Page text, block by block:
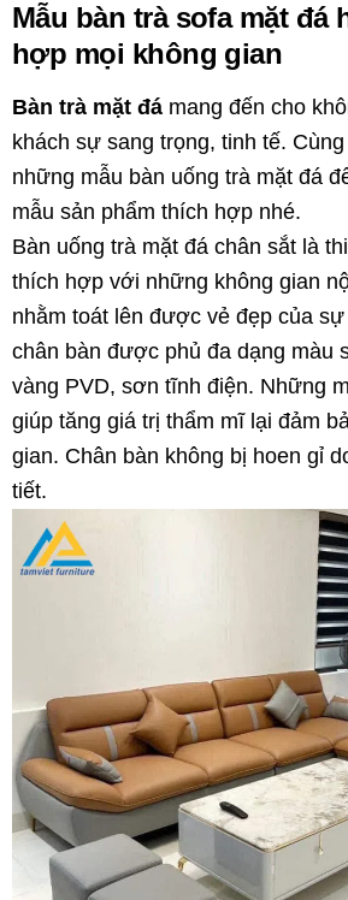
Mẫu bàn trà sofa mặt đá
hợp mọi không gian
Bàn trà mặt đá mang đến cho
khách sự sang trọng, tinh tế.
những mẫu bàn uống trà mặt đá
mẫu sản phẩm thích hợp nhé.
Bàn uống trà mặt đá chân sắt là
thích hợp với những không gian
nhằm toát lên được vẻ đẹp của
chân bàn được phủ đa dạng màu
vàng PVD, sơn tĩnh điện. Những
giúp tăng giá trị thẩm mĩ lại đảm
gian. Chân bàn không bị hoen gỉ
tiết.